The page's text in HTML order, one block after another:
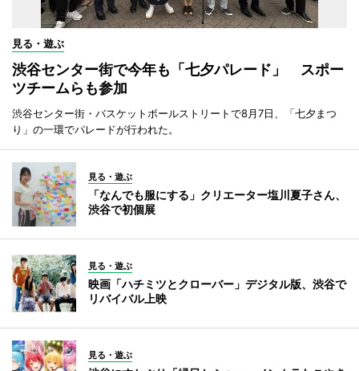
見る・遊ぶ
渋谷センター街で今年も「七夕パレード」 スポー
ツチームらも参加
渋谷センター街・バスケットボールストリートで8月7日、「七夕まつ
り」の一環でパレードが行われた。
見る・遊ぶ
「なんでも服にする」クリエーター塩川夏子さん、
渋谷で初個展
見る・遊ぶ
映画「ハチミツとクローバー」デジタル版、渋谷で
リバイバル上映
見る・遊ぶ